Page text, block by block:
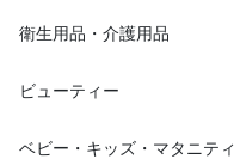
衛生用品・介護用品
ビューティー
ベビー・キッズ・マタニティ